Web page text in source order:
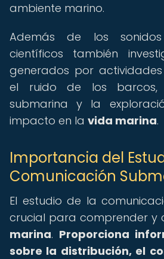
ambiente marino.
Además de los
científicos también
generados por
el ruido de los barcos,
submarina y la
impacto en la vida marina.
Importancia del
Comunicación
El estudio de la
crucial para comprender y
marina. Proporciona
sobre la distribución, el